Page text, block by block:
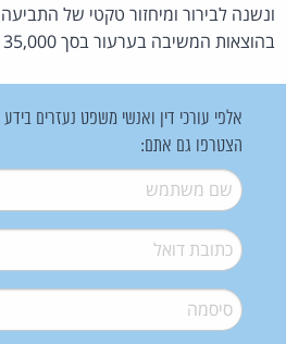
ונשנה לבירור ומיחזור טקטי של
בהוצאות המשיבה בערעור בסך 35,000 ש"ח.
אלפי עורכי דין ואנשי משפט נעזרים
הצטרפו גם אתם:
שם משתמש*
דואל*
סיסמה*